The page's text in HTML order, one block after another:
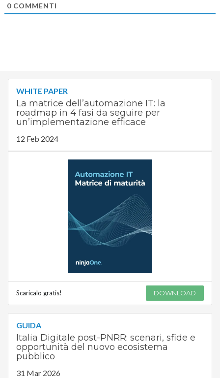
0COMMENTI
WHITE PAPER
La matrice dell’automazione IT: la
roadmap in 4 fasi da seguire per
un’implementazione efficace
12 Feb 2024
Scaricalo gratis! DOWNLOAD
GUIDA
Italia Digitale post-PNRR: scenari, sfide e
opportunità del nuovo ecosistema
pubblico
31 Mar 2026